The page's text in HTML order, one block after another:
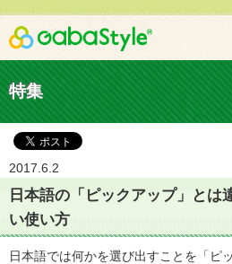
Gaba Style
特集
2017.6.2
日本語の「ピックアップ」とは
い使い方
日本語では何かを選び出すことを「ピ